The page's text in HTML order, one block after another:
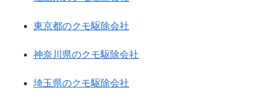
東京都のクモ駆除会社
神奈川県のクモ駆除会社
埼玉県のクモ駆除会社